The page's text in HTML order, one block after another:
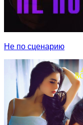
Не по сценарию